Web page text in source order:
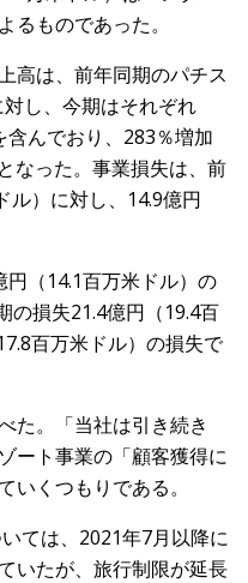
るものであった。
高は、前年同期のパチス
し、今期はそれぞれ
んでおり、283％増加
なった。事業損失は、前
ル）に対し、14.9億円
円（14.1百万米ドル）の
の損失21.4億円（19.4百
百万米ドル）の損失で
た。「当社は引き続き
ート事業の「顧客獲得に
いくつもりである。
ては、2021年7月以降に
いたが、旅行制限が延長